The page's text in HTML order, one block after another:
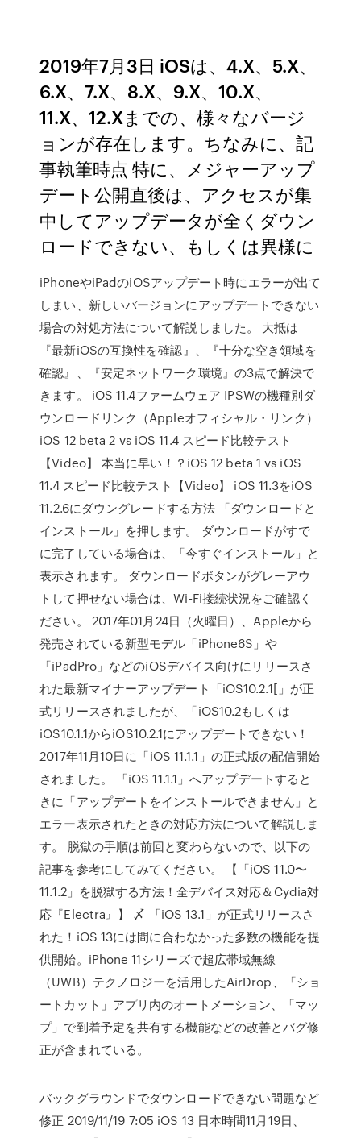
2019年7月3日 iOSは、4.X、5.X、
6.X、7.X、8.X、9.X、10.X、
11.X、12.Xまでの、様々なバージ
ョンが存在します。ちなみに、記
事執筆時点 特に、メジャーアップ
デート公開直後は、アクセスが集
中してアップデータが全くダウン
ロードできない、もしくは異様に
iPhoneやiPadのiOSアップデート時にエラーが出て
しまい、新しいバージョンにアップデートできない
場合の対処方法について解説しました。 大抵は
『最新iOSの互換性を確認』、『十分な空き領域を
確認』、『安定ネットワーク環境』の3点で解決で
きます。 iOS 11.4ファームウェア IPSWの機種別ダ
ウンロードリンク（Appleオフィシャル・リンク）
iOS 12 beta 2 vs iOS 11.4 スピード比較テスト
【Video】 本当に早い！？iOS 12 beta 1 vs iOS
11.4 スピード比較テスト【Video】 iOS 11.3をiOS
11.2.6にダウングレードする方法 「ダウンロードと
インストール」を押します。 ダウンロードがすで
に完了している場合は、「今すぐインストール」と
表示されます。 ダウンロードボタンがグレーアウ
トして押せない場合は、Wi-Fi接続状況をご確認く
ださい。 2017年01月24日（火曜日）、Appleから
発売されている新型モデル「iPhone6S」や
「iPadPro」などのiOSデバイス向けにリリースさ
れた最新マイナーアップデート「iOS10.2.1[」が正
式リリースされましたが、「iOS10.2もしくは
iOS10.1.1からiOS10.2.1にアップデートできない！
2017年11月10日に「iOS 11.1.1」の正式版の配信開始
されました。 「iOS 11.1.1」へアップデートすると
きに「アップデートをインストールできません」と
エラー表示されたときの対応方法について解説しま
す。 脱獄の手順は前回と変わらないので、以下の
記事を参考にしてみてください。 【「iOS 11.0〜
11.1.2」を脱獄する方法！全デバイス対応＆Cydia対
応『Electra』】 〆 「iOS 13.1」が正式リリースさ
れた！iOS 13には間に合わなかった多数の機能を提
供開始。iPhone 11シリーズで超広帯域無線
（UWB）テクノロジーを活用したAirDrop、「ショ
ートカット」アプリ内のオートメーション、「マッ
プ」で到着予定を共有する機能などの改善とバグ修
正が含まれている。
バックグラウンドでダウンロードできない問題など
修正 2019/11/19 7:05 iOS 13 日本時間11月19日、